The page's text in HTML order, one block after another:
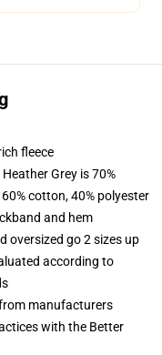
fleece
Grey is 70%
cotton, 40% polyester
and hem
oversized go 2 sizes up
according to
manufacturers
with the Better